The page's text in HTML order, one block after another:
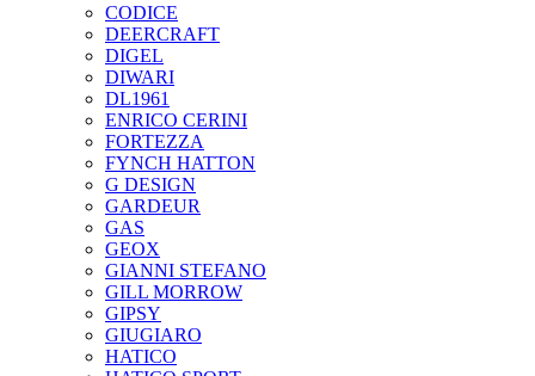
CODICE
DEERCRAFT
DIGEL
DIWARI
DL1961
ENRICO CERINI
FORTEZZA
FYNCH HATTON
G DESIGN
GARDEUR
GAS
GEOX
GIANNI STEFANO
GILL MORROW
GIPSY
GIUGIARO
HATICO